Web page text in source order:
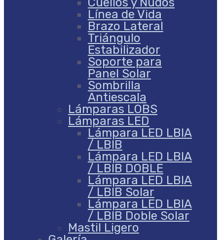
Línea de Vida
Brazo Lateral
Triángulo
Estabilizador
Soporte para
Panel Solar
Sombrilla
Antiescala
Lámparas LOBS
Lámparas LED
Lámpara LED LBIA
/ LBIB
Lámpara LED LBIA
/ LBIB DOBLE
Lámpara LED LBIA
/ LBIB Solar
Lámpara LED LBIA
/ LBIB Doble Solar
Mastil Ligero